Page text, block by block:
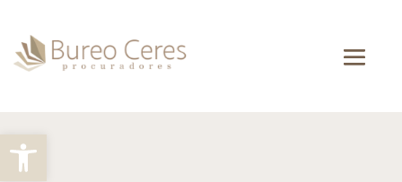
Abrir barra de herramientas